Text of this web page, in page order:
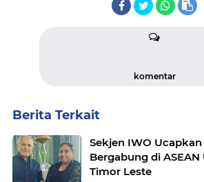
komentar
Berita Terkait
Sekjen IWO
Bergabung di
Timor Leste